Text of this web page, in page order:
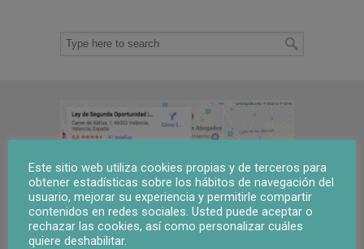
Este sitio web utiliza cookies propias y de terceros para
obtener estadísticas sobre los hábitos de navegación del
usuario, mejorar su experiencia y permitirle compartir
contenidos en redes sociales. Usted puede aceptar o
rechazar las cookies, así como personalizar cuáles
quiere deshabilitar.